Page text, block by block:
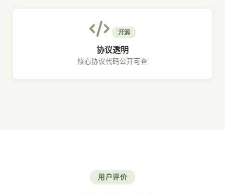
开源
协议透明
核心协议代码公开可查
用户评价